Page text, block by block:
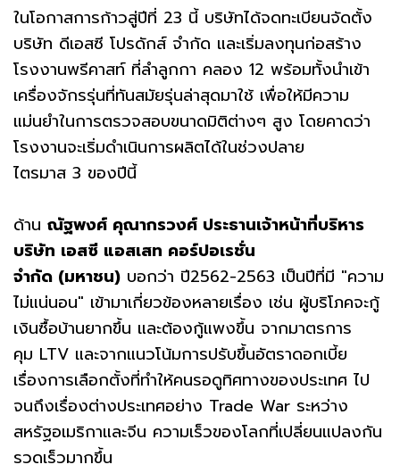
ในโอกาสการก้าวสู่ปีที่ 23 นี้ บริษัทได้จดทะเบียนจัดตั้ง
บริษัท ดีเอสซี โปรดักส์ จำกัด และเริ่มลงทุนก่อสร้าง
โรงงานพรีคาสท์ ที่ลำลูกกา คลอง 12 พร้อมทั้งนำเข้า
เครื่องจักรรุ่นที่ทันสมัยรุ่นล่าสุดมาใช้ เพื่อให้มีความ
แม่นยำในการตรวจสอบขนาดมิติต่างๆ สูง โดยคาดว่า
โรงงานจะเริ่มดำเนินการผลิตได้ในช่วงปลาย
ไตรมาส 3 ของปีนี้
ด้าน ณัฐพงศ์ คุณากรวงศ์ ประธานเจ้าหน้าที่บริหาร
บริษัท เอสซี แอสเสท คอร์ปอเรชั่น
จำกัด (มหาชน) บอกว่า ปี2562-2563 เป็นปีที่มี "ความ
ไม่แน่นอน" เข้ามาเกี่ยวข้องหลายเรื่อง เช่น ผู้บริโภคจะกู้
เงินซื้อบ้านยากขึ้น และต้องกู้แพงขึ้น จากมาตรการ
คุม LTV และจากแนวโน้มการปรับขึ้นอัตราดอกเบี้ย
เรื่องการเลือกตั้งที่ทำให้คนรอดูทิศทางของประเทศ ไป
จนถึงเรื่องต่างประเทศอย่าง Trade War ระหว่าง
สหรัฐอเมริกาและจีน ความเร็วของโลกที่เปลี่ยนแปลงกัน
รวดเร็วมากขึ้น